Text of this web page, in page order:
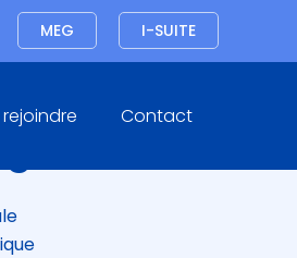
I-SUITE
MEG
Contact